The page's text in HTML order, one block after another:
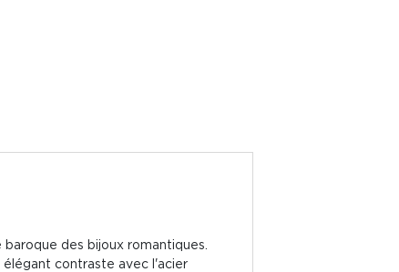
des bijoux romantiques.
contraste avec l'acier